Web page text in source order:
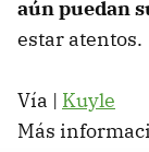
aún puedan
estar atentos.
Vía | Kuyle
Más